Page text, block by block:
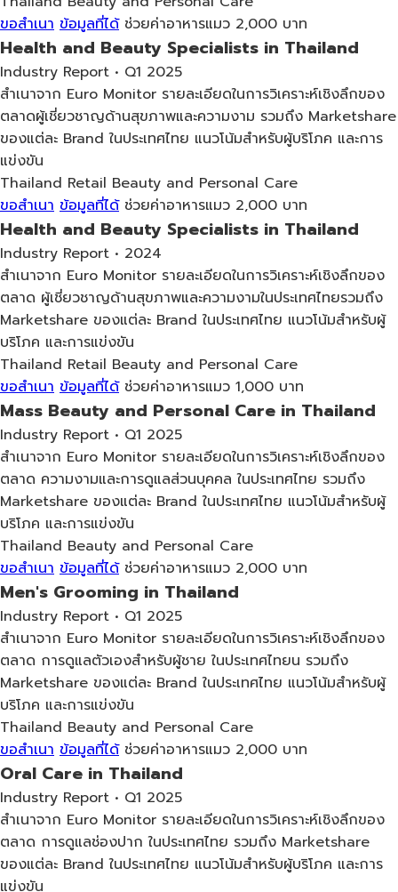
ขอสำเนา ข้อมูลที่ได้ ช่วยค่าอาหารแมว 2,000 บาท
Health and Beauty Specialists in Thailand
Industry Report • Q1 2025
สำเนาจาก Euro Monitor รายละเอียดในการวิเคราะห์เชิงลึกของ
ตลาดผู้เชี่ยวชาญด้านสุขภาพและความงาม รวมถึง Marketshare
ของแต่ละ Brand ในประเทศไทย แนวโน้มสำหรับผู้บริโภค และการ
แข่งขัน
Thailand Retail Beauty and Personal Care
ขอสำเนา ข้อมูลที่ได้ ช่วยค่าอาหารแมว 2,000 บาท
Health and Beauty Specialists in Thailand
Industry Report • 2024
สำเนาจาก Euro Monitor รายละเอียดในการวิเคราะห์เชิงลึกของ
ตลาด ผู้เชี่ยวชาญด้านสุขภาพและความงามในประเทศไทยรวมถึง
Marketshare ของแต่ละ Brand ในประเทศไทย แนวโน้มสำหรับผู้
บริโภค และการแข่งขัน
Thailand Retail Beauty and Personal Care
ขอสำเนา ข้อมูลที่ได้ ช่วยค่าอาหารแมว 1,000 บาท
Mass Beauty and Personal Care in Thailand
Industry Report • Q1 2025
สำเนาจาก Euro Monitor รายละเอียดในการวิเคราะห์เชิงลึกของ
ตลาด ความงามและการดูแลส่วนบุคคล ในประเทศไทย รวมถึง
Marketshare ของแต่ละ Brand ในประเทศไทย แนวโน้มสำหรับผู้
บริโภค และการแข่งขัน
Thailand Beauty and Personal Care
ขอสำเนา ข้อมูลที่ได้ ช่วยค่าอาหารแมว 2,000 บาท
Men's Grooming in Thailand
Industry Report • Q1 2025
สำเนาจาก Euro Monitor รายละเอียดในการวิเคราะห์เชิงลึกของ
ตลาด การดูแลตัวเองสำหรับผู้ชาย ในประเทศไทยน รวมถึง
Marketshare ของแต่ละ Brand ในประเทศไทย แนวโน้มสำหรับผู้
บริโภค และการแข่งขัน
Thailand Beauty and Personal Care
ขอสำเนา ข้อมูลที่ได้ ช่วยค่าอาหารแมว 2,000 บาท
Oral Care in Thailand
Industry Report • Q1 2025
สำเนาจาก Euro Monitor รายละเอียดในการวิเคราะห์เชิงลึกของ
ตลาด การดูแลช่องปาก ในประเทศไทย รวมถึง Marketshare
ของแต่ละ Brand ในประเทศไทย แนวโน้มสำหรับผู้บริโภค และการ
แข่งขัน